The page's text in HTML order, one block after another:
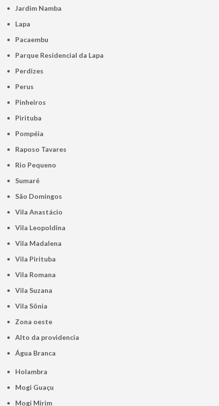
Jardim Namba
Lapa
Pacaembu
Parque Residencial da Lapa
Perdizes
Perus
Pinheiros
Pirituba
Pompéia
Raposo Tavares
Rio Pequeno
Sumaré
São Domingos
Vila Anastácio
Vila Leopoldina
Vila Madalena
Vila Pirituba
Vila Romana
Vila Suzana
Vila Sônia
Zona oeste
alto da providencia
Água Branca
Holambra
Mogi Guaçu
Mogi Mirim